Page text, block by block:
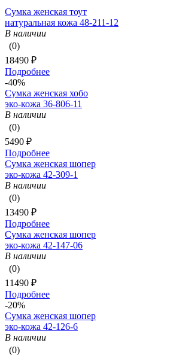
Сумка женская тоут
натуральная кожа 48-211-12
В наличии
(0)
18490 ₽
Подробнее
-40%
Сумка женская хобо
эко-кожа 36-806-11
В наличии
(0)
5490 ₽
Подробнее
Сумка женская шопер
эко-кожа 42-309-1
В наличии
(0)
13490 ₽
Подробнее
Сумка женская шопер
эко-кожа 42-147-06
В наличии
(0)
11490 ₽
Подробнее
-20%
Сумка женская шопер
эко-кожа 42-126-6
В наличии
(0)